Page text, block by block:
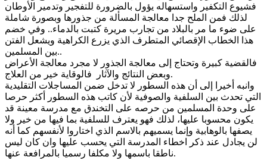
فشيوع التكفير واستسهاله يؤول بالضرورة للتفجير وتدمير الأوطان
لذلك فمن الملح جدا معالجة المسألة من جذورها وبصورة شاملة
على ضوء ما مر بالبلاد من تجارب مريرة كتبت بالدماء.. وفي خضم
هذا الخطاب الإقصائي المتطرف الذي يزرع الكراهية ويشعل الفتن
بين المسلمين..
فالقضية كبيرة وتحتاج إلى معالجة الجذور لا مجرد معالجة الأعراض
وبعض النتائج والآثار فالوقاية خير من العلاج.
وانبه أخيرا إلى أن هذه السطور لا تدخل ضمن المساجلات التقليدية
التي تحدث بين السلفية والصوفية لأن كاتب هذه السطور أكثر حرصا
على وحدة المسلمين من حرصه على التخندق مع مدرسة معينة قد
يكون محسوبا عليها، لذلك فهو يعترف للسلفية بما فيها من خير ولا
يصفها بالوهابية وإنما يسميهم بالاسم الذي اختاروا لأنفسهم كما أنه
لن يجادل عند ذكر اخطاء المدرسة التي يحسب عليها وان كان ليس
ناطقا باسمها ولا مكلفا رسميا بالمرافعة عنها.